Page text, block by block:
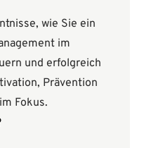
wie Sie ein
im
und erfolgreich
Prävention
Fokus.